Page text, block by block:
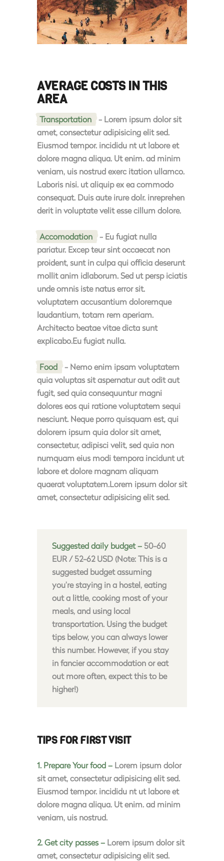
AVERAGE COSTS IN THIS
AREA
Transportation - Lorem ipsum dolor sit
amet, consectetur adipisicing elit sed.
Eiusmod tempor. incididu nt ut labore et
dolore magna aliqua. Ut enim. ad minim
veniam, uis nostrud exerc itation ullamco.
Laboris nisi. ut aliquip ex ea commodo
consequat. Duis aute irure dolr. inreprehen
derit in voluptate velit esse cillum dolore.
Accomodation - Eu fugiat nulla
pariatur. Excep teur sint occaecat non
proident, sunt in culpa qui officia deserunt
mollit anim idlaborum. Sed ut persp iciatis
unde omnis iste natus error sit.
voluptatem accusantium doloremque
laudantium, totam rem aperiam.
Architecto beatae vitae dicta sunt
explicabo.Eu fugiat nulla.
Food - Nemo enim ipsam voluptatem
quia voluptas sit aspernatur aut odit aut
fugit, sed quia consequuntur magni
dolores eos qui ratione voluptatem sequi
nesciunt. Neque porro quisquam est, qui
dolorem ipsum quia dolor sit amet,
consectetur, adipisci velit, sed quia non
numquam eius modi tempora incidunt ut
labore et dolore magnam aliquam
quaerat voluptatem.Lorem ipsum dolor sit
amet, consectetur adipisicing elit sed.
Suggested daily budget – 50-60
EUR / 52-62 USD (Note: This is a
suggested budget assuming
you’re staying in a hostel, eating
out a little, cooking most of your
meals, and using local
transportation. Using the budget
tips below, you can always lower
this number. However, if you stay
in fancier accommodation or eat
out more often, expect this to be
higher!)
TIPS FOR FIRST VISIT
1. Prepare Your food – Lorem ipsum dolor
sit amet, consectetur adipisicing elit sed.
Eiusmod tempor. incididu nt ut labore et
dolore magna aliqua. Ut enim. ad minim
veniam, uis nostrud.
2. Get city passes – Lorem ipsum dolor sit
amet, consectetur adipisicing elit sed.